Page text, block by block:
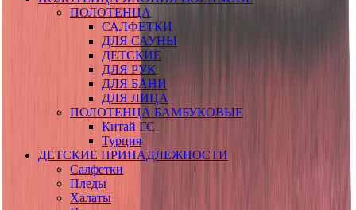
ПОЛОТЕНЦА
САЛФЕТКИ
ДЛЯ САУНЫ
ДЕТСКИЕ
ДЛЯ РУК
ДЛЯ БАНИ
ДЛЯ ЛИЦА
ПОЛОТЕНЦА БАМБУКОВЫЕ
Китай ГС
Турция
ДЕТСКИЕ ПРИНАДЛЕЖНОСТИ
Салфетки
Пледы
Халаты